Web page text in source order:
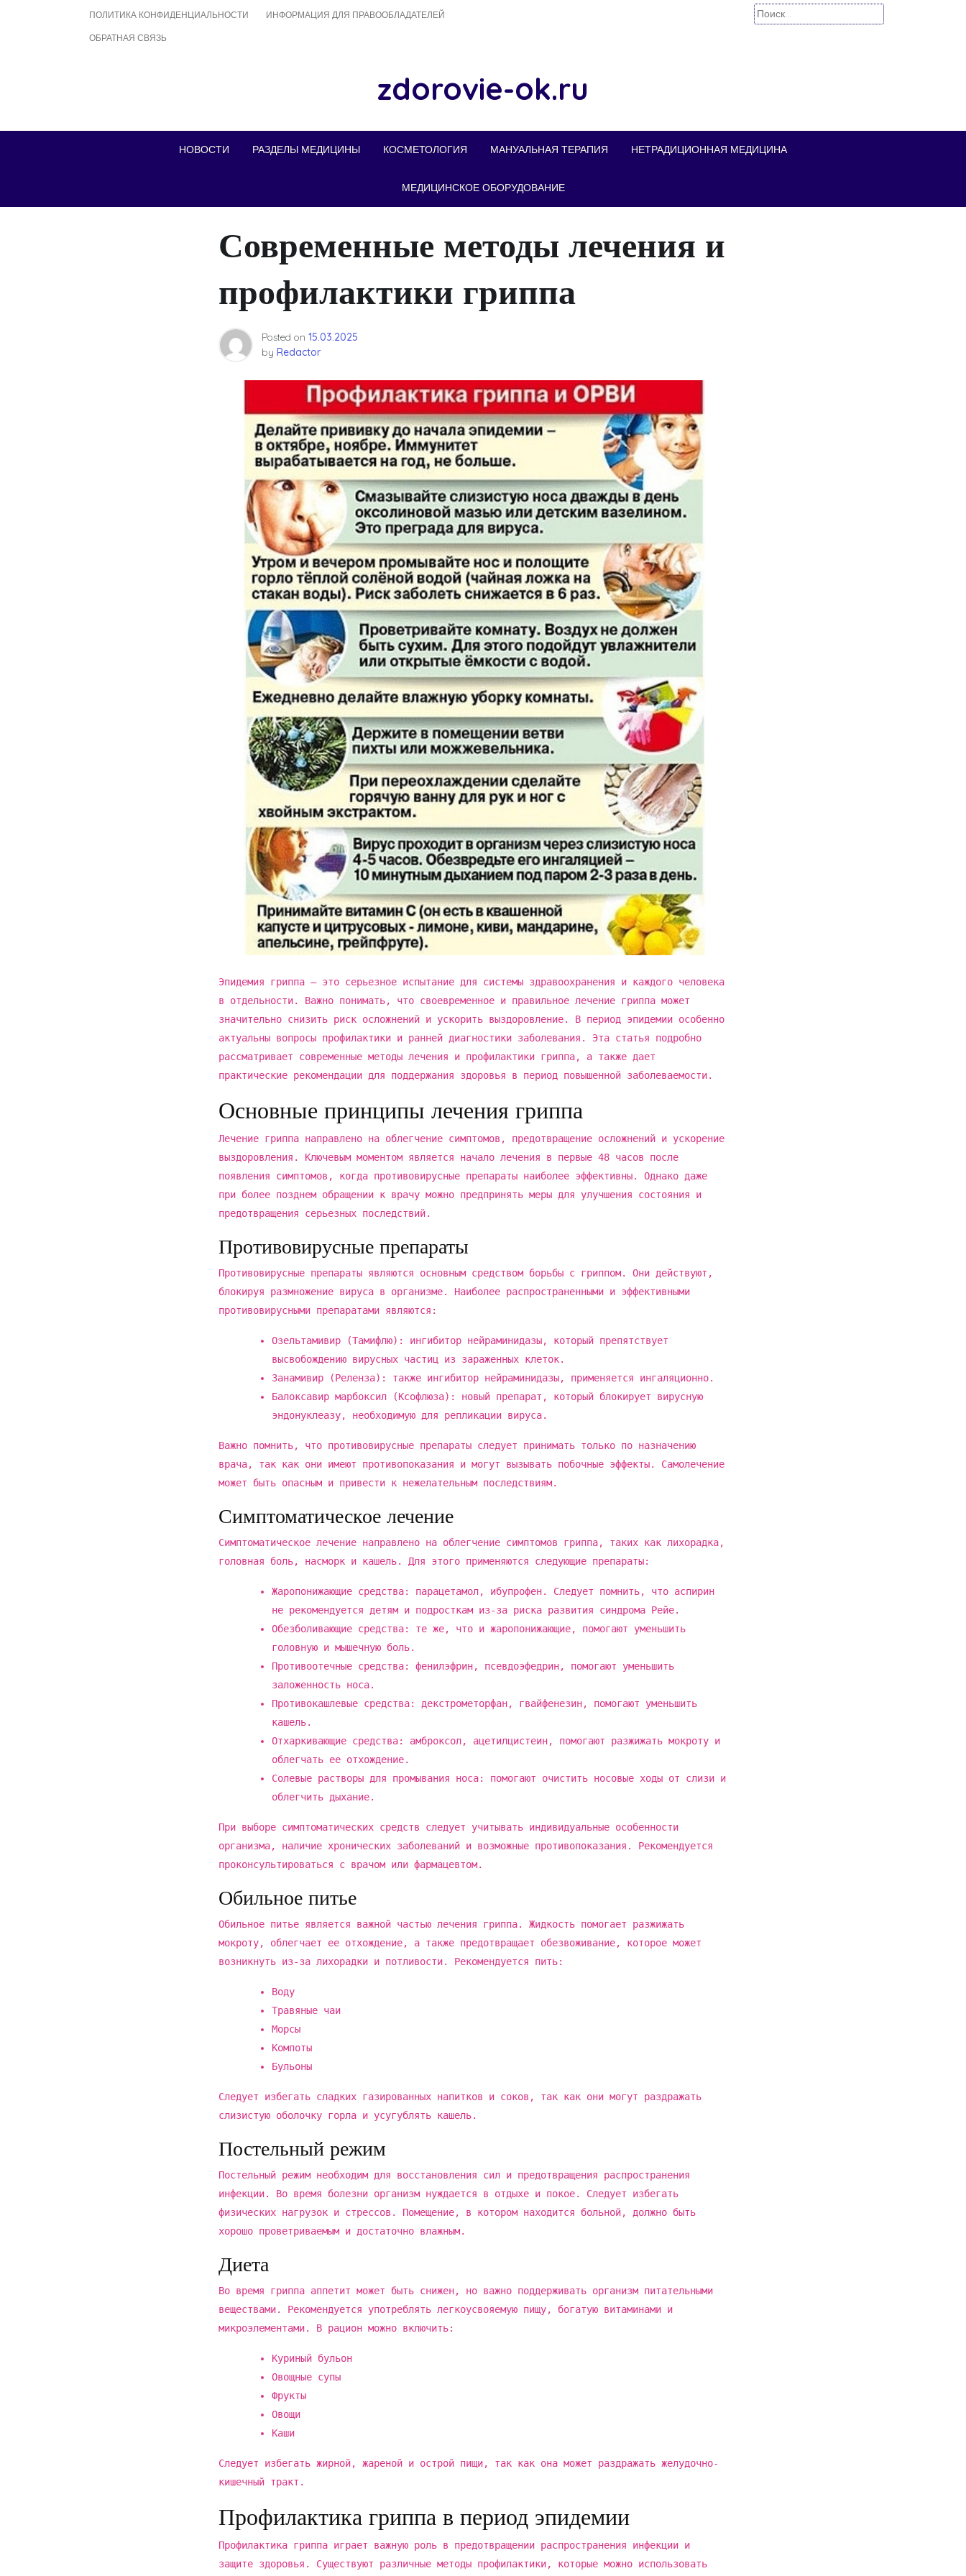
ПОЛИТИКА КОНФИДЕНЦИАЛЬНОСТИ ИНФОРМАЦИЯ ДЛЯ ПРАВООБЛАДАТЕЛЕЙ
ОБРАТНАЯ СВЯЗЬ
Найти:
zdorovie-ok.ru
НОВОСТИ РАЗДЕЛЫ МЕДИЦИНЫ КОСМЕТОЛОГИЯ МАНУАЛЬНАЯ ТЕРАПИЯ НЕТРАДИЦИОННАЯ МЕДИЦИНА
МЕДИЦИНСКОЕ ОБОРУДОВАНИЕ
Современные методы лечения и
профилактики гриппа
Posted on 15.03.2025
by Redactor
Эпидемия гриппа – это серьезное испытание для системы здравоохранения и каждого человека
в отдельности. Важно понимать, что своевременное и правильное лечение гриппа может
значительно снизить риск осложнений и ускорить выздоровление. В период эпидемии особенно
актуальны вопросы профилактики и ранней диагностики заболевания. Эта статья подробно
рассматривает современные методы лечения и профилактики гриппа, а также дает
практические рекомендации для поддержания здоровья в период повышенной заболеваемости.
Основные принципы лечения гриппа
Лечение гриппа направлено на облегчение симптомов, предотвращение осложнений и ускорение
выздоровления. Ключевым моментом является начало лечения в первые 48 часов после
появления симптомов, когда противовирусные препараты наиболее эффективны. Однако даже
при более позднем обращении к врачу можно предпринять меры для улучшения состояния и
предотвращения серьезных последствий.
Противовирусные препараты
Противовирусные препараты являются основным средством борьбы с гриппом. Они действуют,
блокируя размножение вируса в организме. Наиболее распространенными и эффективными
противовирусными препаратами являются:
Озельтамивир (Тамифлю): ингибитор нейраминидазы, который препятствует
высвобождению вирусных частиц из зараженных клеток.
Занамивир (Реленза): также ингибитор нейраминидазы, применяется ингаляционно.
Балоксавир марбоксил (Ксофлюза): новый препарат, который блокирует вирусную
эндонуклеазу, необходимую для репликации вируса.
Важно помнить, что противовирусные препараты следует принимать только по назначению
врача, так как они имеют противопоказания и могут вызывать побочные эффекты. Самолечение
может быть опасным и привести к нежелательным последствиям.
Симптоматическое лечение
Симптоматическое лечение направлено на облегчение симптомов гриппа, таких как лихорадка,
головная боль, насморк и кашель. Для этого применяются следующие препараты:
Жаропонижающие средства: парацетамол, ибупрофен. Следует помнить, что аспирин
не рекомендуется детям и подросткам из-за риска развития синдрома Рейе.
Обезболивающие средства: те же, что и жаропонижающие, помогают уменьшить
головную и мышечную боль.
Противоотечные средства: фенилэфрин, псевдоэфедрин, помогают уменьшить
заложенность носа.
Противокашлевые средства: декстрометорфан, гвайфенезин, помогают уменьшить
кашель.
Отхаркивающие средства: амброксол, ацетилцистеин, помогают разжижать мокроту и
облегчать ее отхождение.
Солевые растворы для промывания носа: помогают очистить носовые ходы от слизи и
облегчить дыхание.
При выборе симптоматических средств следует учитывать индивидуальные особенности
организма, наличие хронических заболеваний и возможные противопоказания. Рекомендуется
проконсультироваться с врачом или фармацевтом.
Обильное питье
Обильное питье является важной частью лечения гриппа. Жидкость помогает разжижать
мокроту, облегчает ее отхождение, а также предотвращает обезвоживание, которое может
возникнуть из-за лихорадки и потливости. Рекомендуется пить:
Воду
Травяные чаи
Морсы
Компоты
Бульоны
Следует избегать сладких газированных напитков и соков, так как они могут раздражать
слизистую оболочку горла и усугублять кашель.
Постельный режим
Постельный режим необходим для восстановления сил и предотвращения распространения
инфекции. Во время болезни организм нуждается в отдыхе и покое. Следует избегать
физических нагрузок и стрессов. Помещение, в котором находится больной, должно быть
хорошо проветриваемым и достаточно влажным.
Диета
Во время гриппа аппетит может быть снижен, но важно поддерживать организм питательными
веществами. Рекомендуется употреблять легкоусвояемую пищу, богатую витаминами и
микроэлементами. В рацион можно включить:
Куриный бульон
Овощные супы
Фрукты
Овощи
Каши
Следует избегать жирной, жареной и острой пищи, так как она может раздражать желудочно-
кишечный тракт.
Профилактика гриппа в период эпидемии
Профилактика гриппа играет важную роль в предотвращении распространения инфекции и
защите здоровья. Существуют различные методы профилактики, которые можно использовать